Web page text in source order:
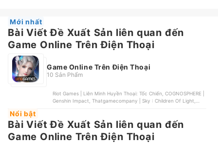
Mới nhất
Bài Viết Đề Xuất Sản liên quan đến
Game Online Trên Điện Thoại
Game Online Trên Điện Thoại
10 Sản Phẩm
Riot Games | Liên Minh Huyền Thoại: Tốc Chiến, COGNOSPHERE |
Genshin Impact, Thatgamecompany | Sky : Children Of Light,
Nổi bật
Bài Viết Đề Xuất Sản liên quan đến
Game Online Trên Điện Thoại